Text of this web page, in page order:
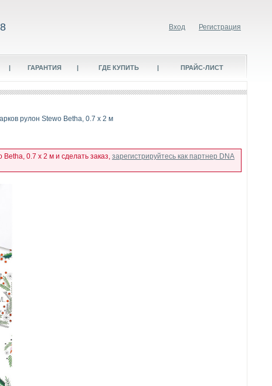
Вход Регистрация
| ГАРАНТИЯ | ГДЕ КУПИТЬ | ПРАЙС-ЛИСТ
рулон Stewo Betha, 0.7 x 2 м
0.7 x 2 м и сделать заказ, зарегистрируйтесь как партнер DNA